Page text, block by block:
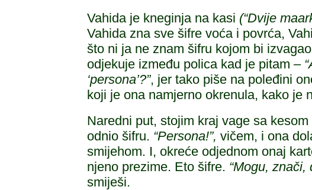
Vahida je kneginja na kasi (“Dvije
Vahida zna sve šifre voća i povrća,
što ni ja ne znam šifru kojom bi
odjekuje između polica kad je pitam –
‘persona’?”, jer tako piše na poleđini
koji je ona namjerno okrenula, kako je
Naredni put, stojim kraj vage sa
odnio šifru. “Persona!”, vičem, i ona
smijehom. I, okreće odjednom onaj
njeno prezime. Eto šifre. “Mogu, znači,
smiješi.